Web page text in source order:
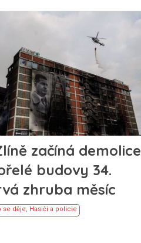
začíná demolice
budovy 34.
zhruba měsíc
se děje, Hasiči a policie